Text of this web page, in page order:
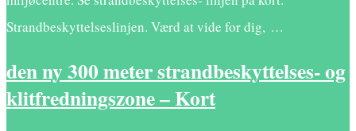
Strandbeskyttelseslinjen. Værd at vide for dig, …
den ny 300 meter strandbeskyttelses- og
klitfredningszone – Kort